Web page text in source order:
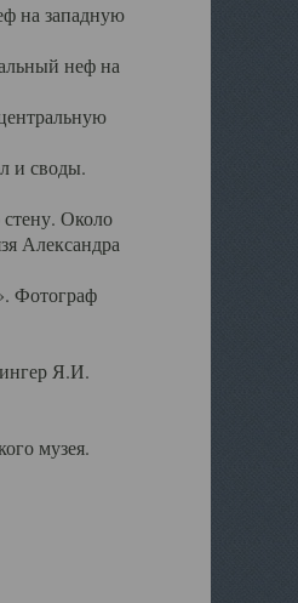
на западную
неф на
и своды.
Около
Александра
Фотограф
Я.И.
музея.